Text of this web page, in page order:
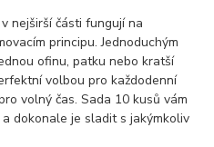
nejširší části fungují na
principu. Jednoduchým
ofinu, patku nebo kratší
volbou pro každodenní
volný čas. Sada 10 kusů vám
dokonale je sladit s jakýmkoliv